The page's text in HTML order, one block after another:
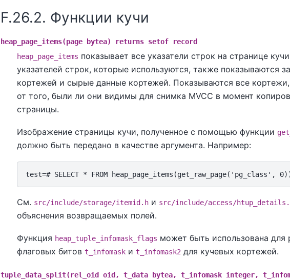
F.26.2. Функции кучи
heap_page_items(page bytea) returns setof record
heap_page_items показывает все указатели строк на странице
указателей строк, которые используются, также показываются
кортежей и сырые данные кортежей. Показываются все
от того, были ли они видимы для снимка MVCC в момент
страницы.
Изображение страницы кучи, полученное с помощью функции
должно быть передано в качестве аргумента. Например:
См. src/include/storage/itemid.h и src/include/access/
объяснения возвращаемых полей.
Функция heap_tuple_infomask_flags может быть использована для
флаговых битов t_infomask и t_infomask2 для кучевых кортежей.
tuple_data_split(rel_oid oid, t_data bytea, t_infomask integer,